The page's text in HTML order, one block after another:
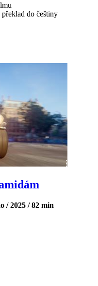
do češtiny
/ 2025 / 82 min